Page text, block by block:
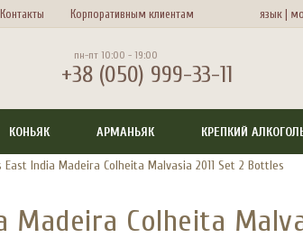
Контакты Корпоративным клиентам язык |
пн-пт 10:00 - 19:00
+38 (050) 999-33-11
КОНЬЯК АРМАНЬЯК КРЕПКИЙ
East India Madeira Colheita Malvasia 2011 Set 2 Bottles
Madeira Colheita